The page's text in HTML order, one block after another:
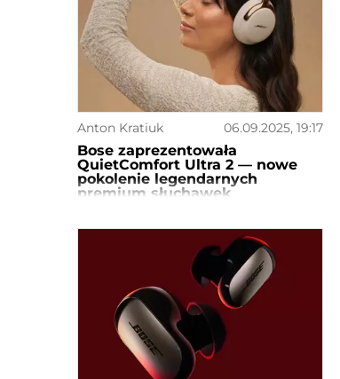
Anton Kratiuk 06.09.2025, 19:17
Bose zaprezentowała
QuietComfort Ultra 2 — nowe
pokolenie legendarnych
premium słuchawek